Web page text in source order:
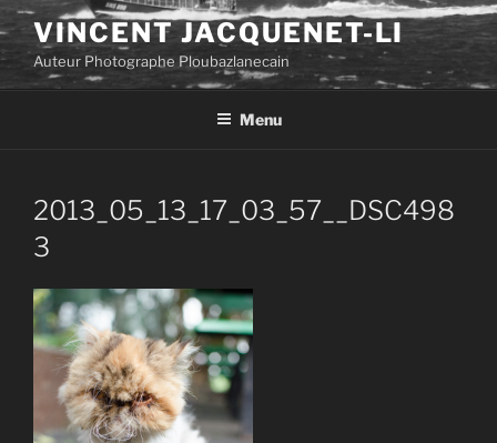
Aller
au
contenu
principal
VINCENT JACQUENET-LI
Auteur Photographe Ploubazlanecain
Menu
2013_05_13_17_03_57__DSC498
3